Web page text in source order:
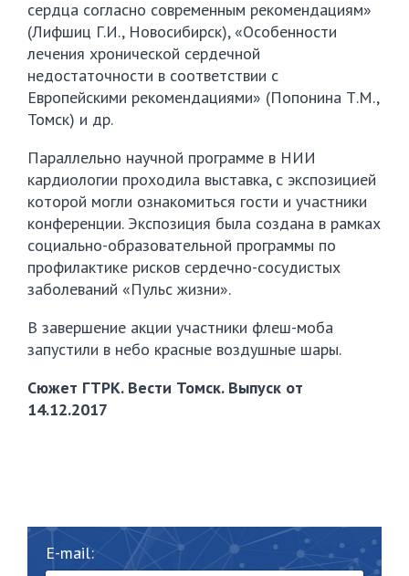
сердца согласно современным рекомендациям»
(Лифшиц Г.И., Новосибирск), «Особенности
лечения хронической сердечной
недостаточности в соответствии с
Европейскими рекомендациями» (Попонина Т.М.,
Томск) и др.
Параллельно научной программе в НИИ
кардиологии проходила выставка, с экспозицией
которой могли ознакомиться гости и участники
конференции. Экспозиция была создана в рамках
социально-образовательной программы по
профилактике рисков сердечно-сосудистых
заболеваний «Пульс жизни».
В завершение акции участники флеш-моба
запустили в небо красные воздушные шары.
Сюжет ГТРК. Вести Томск. Выпуск от
14.12.2017
E-mail: